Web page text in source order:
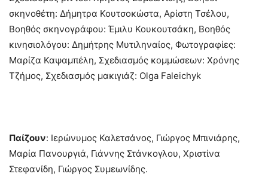
σκηνοθέτη: Δήμητρα Κουτσοκώστα, Αρίστη Τσέλου,
Βοηθός σκηνογράφου: Έμιλυ Κουκουτσάκη, Βοηθός
κινησιολόγου: Δημήτρης Μυτιληναίος, Φωτογραφίες:
Μαρίζα Καψαμπέλη, Σχεδιασμός κομμώσεων: Χρόνης
Τζήμος, Σχεδιασμός μακιγιάζ: Olga Faleichyk
Παίζουν: Ιερώνυμος Καλετσάνος, Γιώργος Μπινιάρης,
Μαρία Πανουργιά, Γιάννης Στάνκογλου, Χριστίνα
Στεφανίδη, Γιώργος Συμεωνίδης.